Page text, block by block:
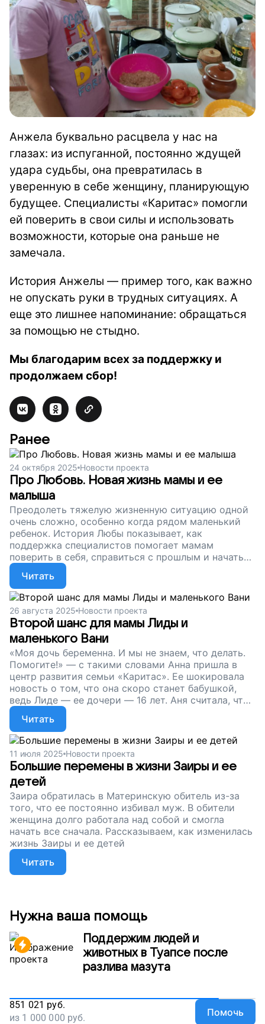
Анжела буквально расцвела у нас на
глазах: из испуганной, постоянно ждущей
удара судьбы, она превратилась в
уверенную в себе женщину, планирующую
будущее. Специалисты «Каритас» помогли
ей поверить в свои силы и использовать
возможности, которые она раньше не
замечала.
История Анжелы — пример того, как важно
не опускать руки в трудных ситуациях. А
еще это лишнее напоминание: обращаться
за помощью не стыдно.
Мы благодарим всех за поддержку и
продолжаем сбор!
Ранее
24 октября 2025 Новости проекта
Про Любовь. Новая жизнь мамы и ее
малыша
Преодолеть тяжелую жизненную ситуацию одной
очень сложно, особенно когда рядом маленький
ребенок. История Любы показывает, как
поддержка специалистов помогает мамам
поверить в себя, справиться с прошлым и начать
новую жизнь. Поддержите сбор — ваша помощь
может стать для кого-то началом перемен.
Читать
26 августа 2025 Новости проекта
Второй шанс для мамы Лиды и
маленького Вани
«Моя дочь беременна. И мы не знаем, что делать.
Помогите!» — с такими словами Анна пришла в
центр развития семьи «Каритас». Ее шокировала
новость о том, что она скоро станет бабушкой,
ведь Лиде — ее дочери — 16 лет. Аня считала, что
девушка не справится с родительскими
обязанностями: она часто сбегала из дома и
попадала в неприятности. Рассказываем, как
молодой маме удалось взять контроль над своей
жизнью
Читать
11 июля 2025 Новости проекта
Большие перемены в жизни Заиры и ее
детей
Заира обратилась в Материнскую обитель из-за
того, что ее постоянно избивал муж. В обители
женщина долго работала над собой и смогла
начать все сначала. Рассказываем, как изменилась
жизнь Заиры и ее детей
Читать
Нужна ваша помощь
Поддержим людей и
животных в Туапсе после
разлива мазута
851 021 руб.
из 1 000 000 руб. Помочь